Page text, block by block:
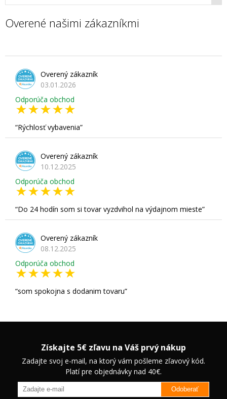
Overené našimi zákazníkmi
Overený zákazník
03.01.2026
Odporúča obchod
Rýchlosť vybavenia
Overený zákazník
10.12.2025
Odporúča obchod
Do 24 hodín som si tovar vyzdvihol na výdajnom mieste
Overený zákazník
08.12.2025
Odporúča obchod
som spokojna s dodanim tovaru
Získajte 5€ zľavu na Váš prvý nákup
Zadajte svoj e-mail, na ktorý vám pošleme zľavový kód.
Platí pre objednávky nad 40€.
Odoberať